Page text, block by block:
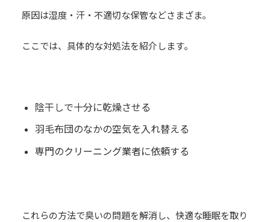
原因は湿度・汗・不適切な保管などさまざま。
ここでは、具体的な対処法を紹介します。
陰干しで十分に乾燥させる
羽毛布団のなかの空気を入れ替える
専門のクリーニング業者に依頼する
これらの方法で臭いの問題を解消し、快適な睡眠を取り